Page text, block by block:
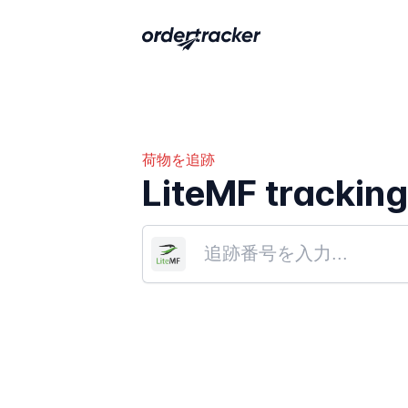
荷物を追跡
LiteMF tracking